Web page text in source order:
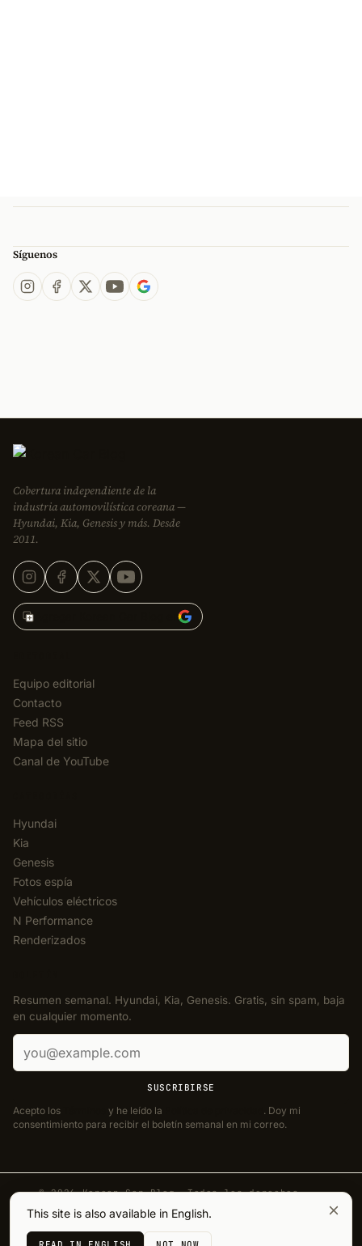
Síguenos
Cobertura independiente de la
industria automovilística coreana —
Hyundai, Kia, Genesis y más. Desde
2011.
Agregar Korean Car Blog en
Equipo editorial
Contacto
Feed RSS
Mapa del sitio
Canal de YouTube
Hyundai
Kia
Genesis
Fotos espía
Vehículos eléctricos
N Performance
Renderizados
Resumen semanal. Hyundai, Kia, Genesis. Gratis, sin spam, baja
en cualquier momento.
Correo electrónico
SUSCRIBIRSE
Acepto los y he leído la
. Doy mi
consentimiento para recibir el boletín semanal en mi correo.
© 2026 Korean Car Blog. Todos los derechos
reservados.
·Designed byJ. Aguilera
PrivacidadCookiesTérminosAviso legal
This site is also available in English.